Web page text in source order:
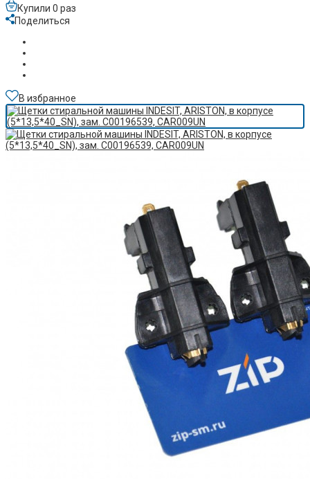
Купили 0 раз
Поделиться
В избранное